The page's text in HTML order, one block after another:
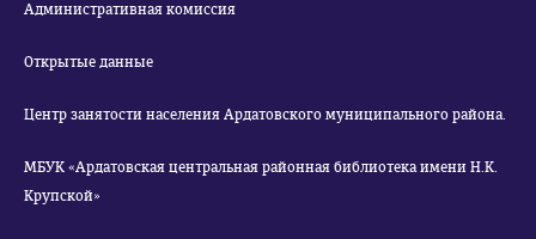
Административная комиссия
Открытые данные
Центр занятости населения Ардатовского муниципального района.
МБУК «Ардатовская центральная районная библиотека имени Н.К.
Крупской»